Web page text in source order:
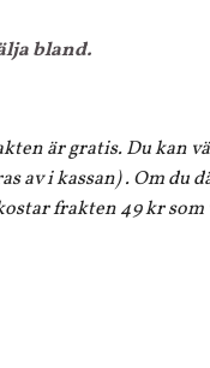
bland.
är gratis. Du kan
i kassan) . Om du
frakten 49 kr